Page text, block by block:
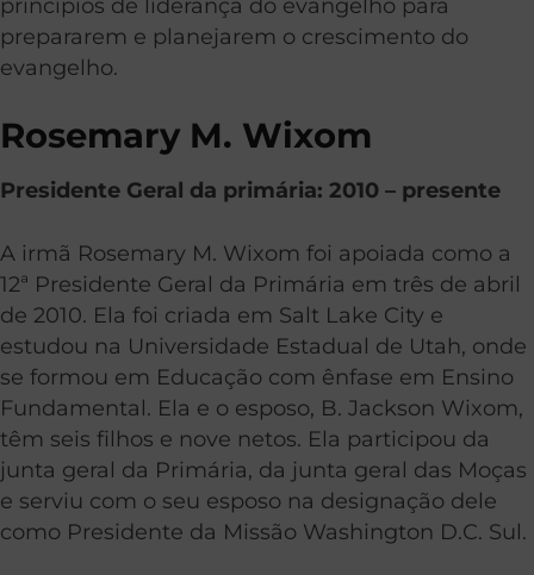
princípios de liderança do evangelho para
prepararem e planejarem o crescimento do
evangelho.
Rosemary M. Wixom
Presidente Geral da primária: 2010 – presente
A irmã Rosemary M. Wixom foi apoiada como a
12ª Presidente Geral da Primária em três de abril
de 2010. Ela foi criada em Salt Lake City e
estudou na Universidade Estadual de Utah, onde
se formou em Educação com ênfase em Ensino
Fundamental. Ela e o esposo, B. Jackson Wixom,
têm seis filhos e nove netos. Ela participou da
junta geral da Primária, da junta geral das Moças
e serviu com o seu esposo na designação dele
como Presidente da Missão Washington D.C. Sul.